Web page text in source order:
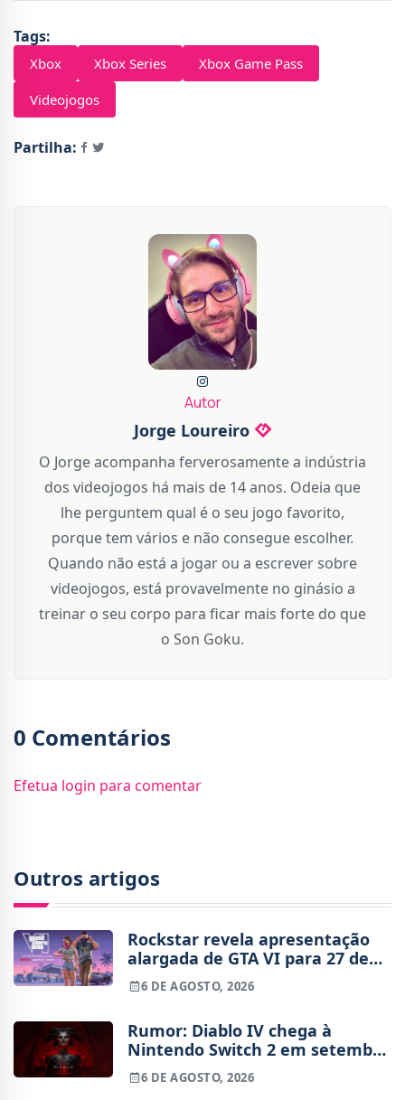
Tags:
Xbox Xbox Series
Xbox Game Pass
Videojogos
Partilha:
Autor
Jorge Loureiro
O Jorge acompanha ferverosamente a indústria
dos videojogos há mais de 14 anos. Odeia que
lhe perguntem qual é o seu jogo favorito,
porque tem vários e não consegue escolher.
Quando não está a jogar ou a escrever sobre
videojogos, está provavelmente no ginásio a
treinar o seu corpo para ficar mais forte do que
o Son Goku.
0 Comentários
Efetua login para comentar
Outros artigos
Rockstar revela apresentação
alargada de GTA VI para 27 de
agosto
6 DE AGOSTO, 2026
Rumor: Diablo IV chega à
Nintendo Switch 2 em setembro
e vai custar o preço de um jogo
novo
6 DE AGOSTO, 2026